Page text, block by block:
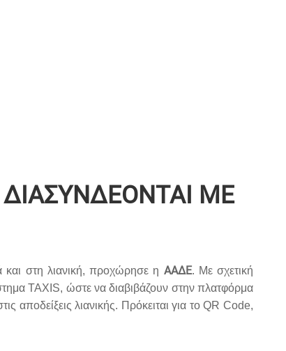
ΜΕ
στη λιανική, προχώρησε η ΑΑΔΕ. Με σχετική
TAXIS, ώστε να διαβιβάζουν στην πλατφόρμα
αποδείξεις λιανικής. Πρόκειται για το QR Code,